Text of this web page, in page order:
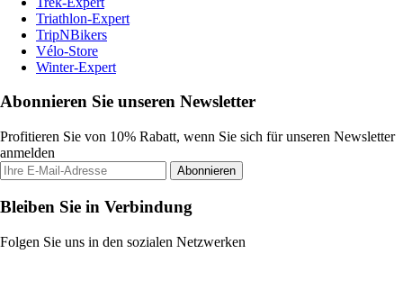
Triathlon-Expert
TripNBikers
Vélo-Store
Winter-Expert
Abonnieren Sie unseren Newsletter
Profitieren Sie von 10% Rabatt, wenn Sie sich für unseren Newsletter
anmelden
Abonnieren
Bleiben Sie in Verbindung
Folgen Sie uns in den sozialen Netzwerken